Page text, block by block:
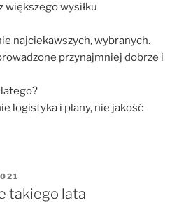
większego wysiłku
najciekawszych, wybranych.
przynajmniej dobrze i
logistyka i plany, nie jakość
takiego lata